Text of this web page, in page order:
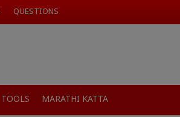
QUESTIONS
TOOLS MARATHI KATTA